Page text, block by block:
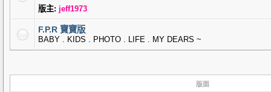
版主: jeff1973
F.P.R 寶寶版
BABY . KIDS . PHOTO . LIFE . MY DEARS ~
版面